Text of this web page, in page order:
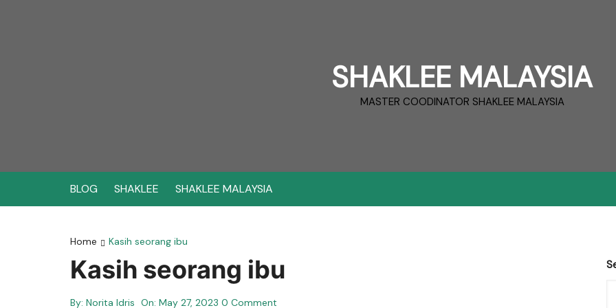
SHAKLEE MALAYSIA
MASTER COODINATOR SHAKLEE MALAYSIA
BLOG SHAKLEE SHAKLEE MALAYSIA
Home Kasih seorang ibu
Kasih seorang ibu
By: Norita Idris On: May 27, 2023 0 Comment